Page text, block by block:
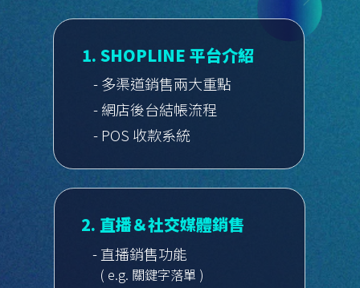
1. SHOPLINE 平台介紹
2. 直播＆社交媒體銷售
- 多渠道銷售兩大重點
- 網店後台結帳流程
- POS 收款系統
- 直播銷售功能
( e.g. 關鍵字落單 )